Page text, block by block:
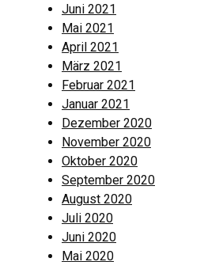
Juni 2021
Mai 2021
April 2021
März 2021
Februar 2021
Januar 2021
Dezember 2020
November 2020
Oktober 2020
September 2020
August 2020
Juli 2020
Juni 2020
Mai 2020